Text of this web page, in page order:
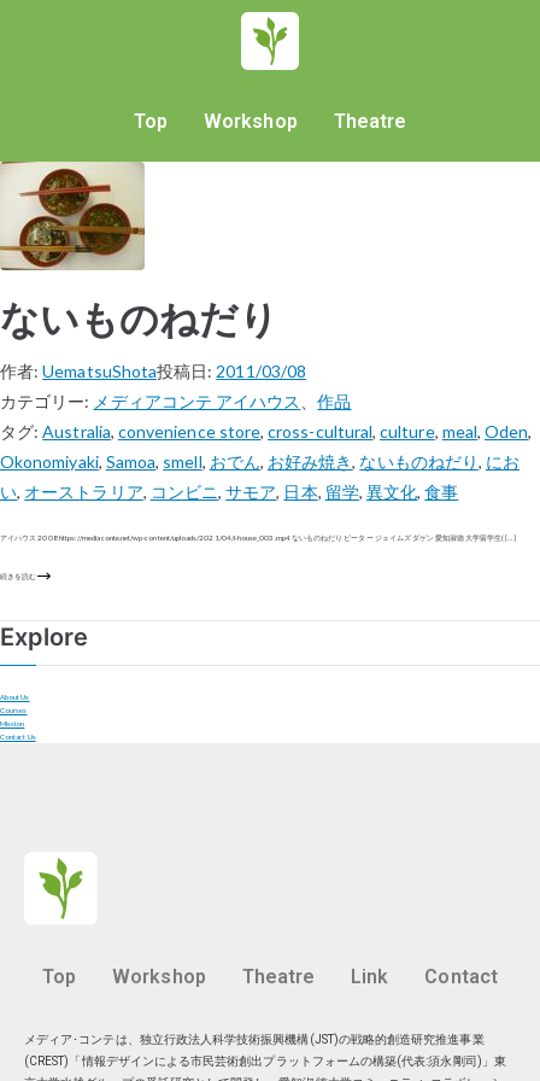
Top Workshop Theatre
ないものねだり
作者:UematsuShota投稿日: 2011/03/08
カテゴリー: メディアコンテ アイハウス 、作品
タグ:Australia, convenience store,cross-cultural,culture, meal,Oden,
Okonomiyaki, Samoa, smell, おでん, お好み焼き, ないものねだり, にお
い, オーストラリア, コンビニ,サモア, 日本, 留学, 異文化,食事
アイハウス 2008 https://mediaconte.net/wp-content/uploads/2021/04/i-house_003.mp4 ないものねだり ピーター ジェイムズ ダゲン 愛知淑徳大学留学生( […]
続きを読む
Explore
About Us
Courses
Mission
Contact Us
Top Workshop Theatre Link Contact
メディア･コンテは、独立行政法人科学技術振興機構(JST)の戦略的創造研究推進事業
(CREST)「情報デザインによる市民芸術創出プラットフォームの構築(代表:須永剛司)」東